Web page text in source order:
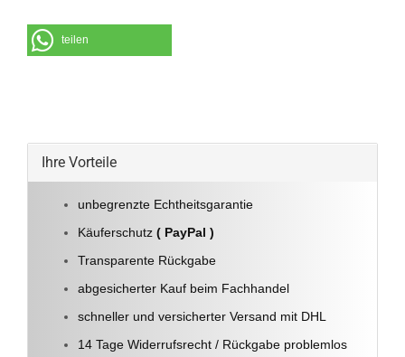
teilen
Ihre Vorteile
unbegrenzte Echtheitsgarantie
Käuferschutz ( PayPal )
Transparente Rückgabe
abgesicherter Kauf beim Fachhandel
schneller und versicherter Versand mit DHL
14 Tage Widerrufsrecht / Rückgabe problemlos